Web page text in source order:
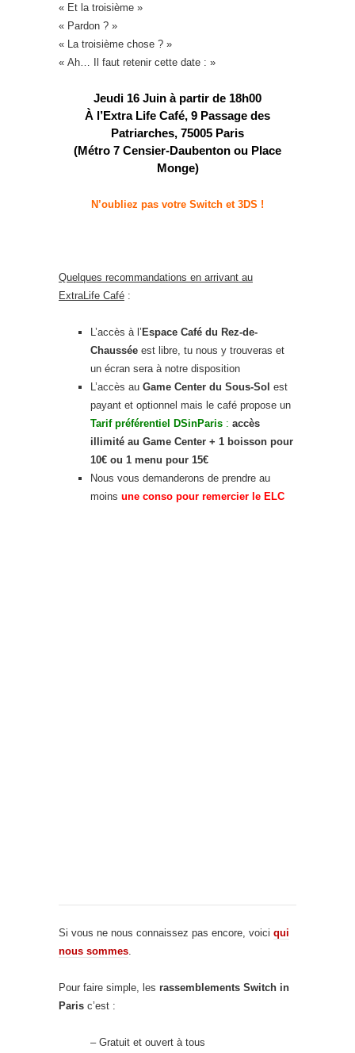
« Et la troisième »
« Pardon ? »
« La troisième chose ? »
« Ah… Il faut retenir cette date : »
Jeudi 16 Juin à partir de 18h00
À l’Extra Life Café, 9 Passage des
Patriarches, 75005 Paris
(Métro 7 Censier-Daubenton ou Place
Monge)
N’oubliez pas votre Switch et 3DS !
Quelques recommandations en arrivant au
ExtraLife Café :
L’accès à l’Espace Café du Rez-de-
Chaussée est libre, tu nous y trouveras et
un écran sera à notre disposition
L’accès au Game Center du Sous-Sol est
payant et optionnel mais le café propose un
Tarif préférentiel DSinParis : accès
illimité au Game Center + 1 boisson pour
10€ ou 1 menu pour 15€
Nous vous demanderons de prendre au
moins une conso pour remercier le ELC
Si vous ne nous connaissez pas encore, voici qui
nous sommes
Pour faire simple, les rassemblements Switch in
Paris c’est :
– Gratuit et ouvert à tous